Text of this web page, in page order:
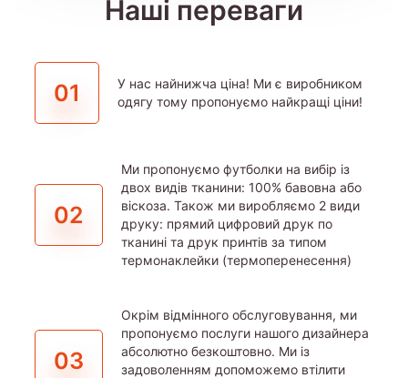
Наші переваги
01
У нас найнижча ціна! Ми є виробником
одягу тому пропонуємо найкращі ціни!
02
Ми пропонуємо футболки на вибір із
двох видів тканини: 100% бавовна або
віскоза. Також ми виробляємо 2 види
друку: прямий цифровий друк по
тканині та друк принтів за типом
термонаклейки (термоперенесення)
03
Окрім відмінного обслуговування, ми
пропонуємо послуги нашого дизайнера
абсолютно безкоштовно. Ми із
задоволенням допоможемо втілити